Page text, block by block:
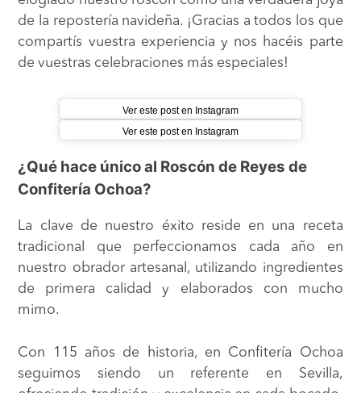
de la repostería navideña. ¡Gracias a todos los que
compartís vuestra experiencia y nos hacéis parte
de vuestras celebraciones más especiales!
Ver este post en Instagram
Ver este post en Instagram
¿Qué hace único al Roscón de Reyes de
Confitería Ochoa?
La clave de nuestro éxito reside en una receta
tradicional que perfeccionamos cada año en
nuestro obrador artesanal, utilizando ingredientes
de primera calidad y elaborados con mucho
mimo.
Con 115 años de historia, en Confitería Ochoa
seguimos siendo un referente en Sevilla,